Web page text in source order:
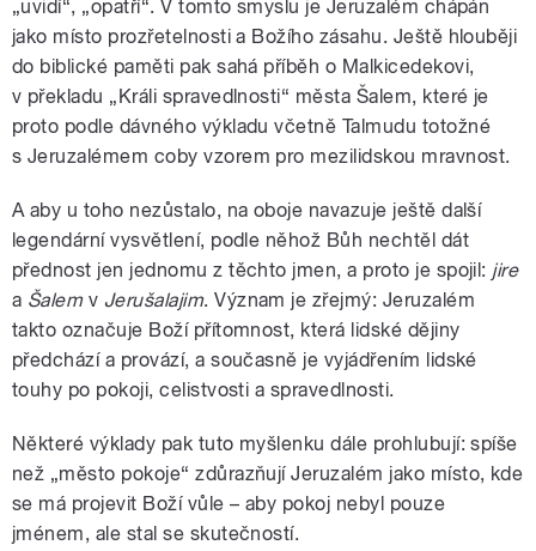
„uvidí“, „opatří“. V tomto smyslu je Jeruzalém chápán
jako místo prozřetelnosti a Božího zásahu. Ještě hlouběji
do biblické paměti pak sahá příběh o Malkicedekovi,
v překladu „Králi spravedlnosti“ města Šalem, které je
proto podle dávného výkladu včetně Talmudu totožné
s Jeruzalémem coby vzorem pro mezilidskou mravnost.
A aby u toho nezůstalo, na oboje navazuje ještě další
legendární vysvětlení, podle něhož Bůh nechtěl dát
přednost jen jednomu z těchto jmen, a proto je spojil: jire
a Šalemv Jerušalajim. Význam je zřejmý: Jeruzalém
takto označuje Boží přítomnost, která lidské dějiny
předchází a provází, a současně je vyjádřením lidské
touhy po pokoji, celistvosti a spravedlnosti.
Některé výklady pak tuto myšlenku dále prohlubují: spíše
než „město pokoje“ zdůrazňují Jeruzalém jako místo, kde
se má projevit Boží vůle – aby pokoj nebyl pouze
jménem, ale stal se skutečností.